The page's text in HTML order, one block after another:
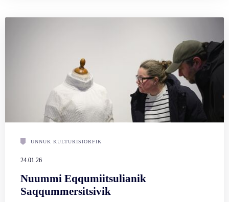
UNNUK KULTURISIORFIK
24.01.26
Nuummi Eqqumiitsulianik
Saqqummersitsivik